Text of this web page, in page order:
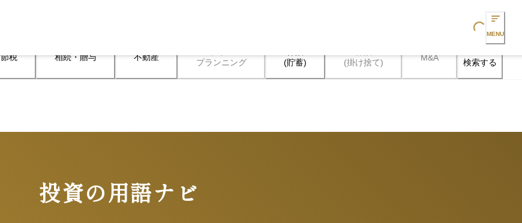
Loading... MENU
節税 相続・贈与 不動産
プランニング
(貯蓄)
(掛け捨て)
M&A 検索する
投資の用語ナビ